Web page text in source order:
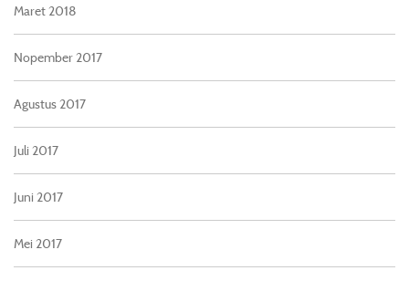
Maret 2018
Nopember 2017
Agustus 2017
Juli 2017
Juni 2017
Mei 2017